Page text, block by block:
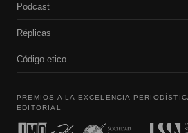
Podcast
Réplicas
Código etico
PREMIOS A LA EXCELENCIA
EDITORIAL